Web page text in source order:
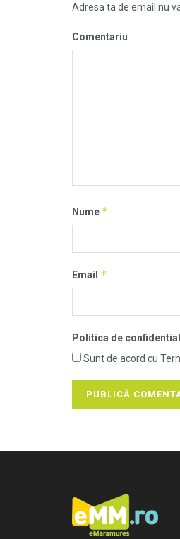
Adresa ta de email nu
Comentariu
Nume *
Email *
Politica de
Sunt de acord cu